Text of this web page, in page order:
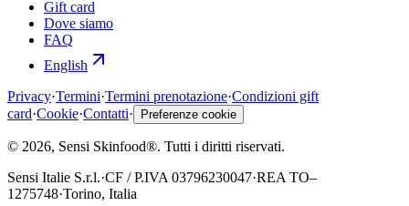
Gift card
Dove siamo
FAQ
English
Privacy·Termini·Termini prenotazione·Condizioni gift
card·Cookie·Contatti· Preferenze cookie
© 2026, Sensi Skinfood®. Tutti i diritti riservati.
Sensi Italie S.r.l.·CF / P.IVA 03796230047·REA TO–
1275748·Torino, Italia